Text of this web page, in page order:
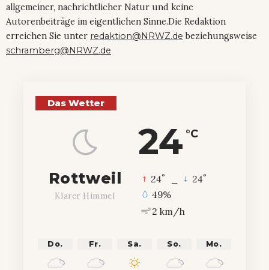
allgemeiner, nachrichtlicher Natur und keine
Autorenbeiträge im eigentlichen Sinne.Die Redaktion
erreichen Sie unter redaktion@NRWZ.de beziehungsweise
schramberg@NRWZ.de
Das Wetter
24 °C
Rottweil
Klarer Himmel
24° 24°
49%
2 km/h
Do. Fr. Sa. So. Mo.